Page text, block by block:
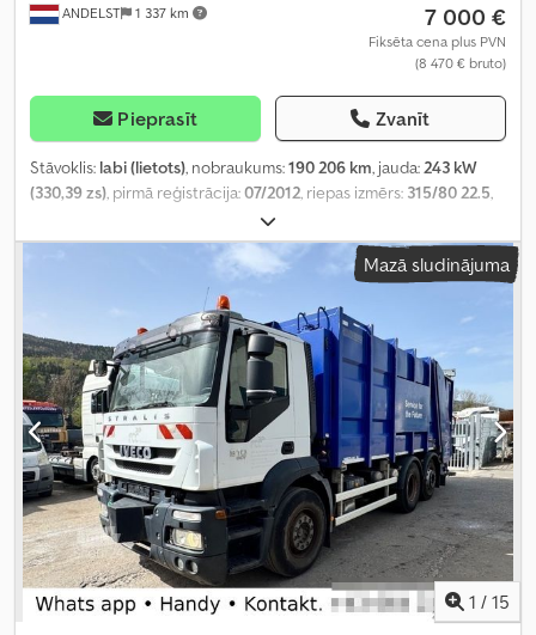
ANDELST 1 337 km 7 000 €
Fiksēta cena plus PVN
(8 470 € bruto)
Pieprasīt Zvanīt
Stāvoklis: labi (lietots), nobraukums:190 206 km, jauda:243 kW
(330,39 zs), pirmā reģistrācija:07/2012, riepas izmērs: 315/80 22.5,
, riteņu bāze:
retardētājs, vadītāja kabīne:dienas kabīne, pārnesuma veids:
Euro 5, piekares sistēma:tērauds-
, kopējais garums:
, kopējais augstums:3 600 mm
, atļautā ass
slodze (1. ass):8 000 kg, atļautā ass slodze (ass 2):7 500 kg
, atļautā
assu slodze (ass 3):11 500 kg , Ražošanas gads:2012
, Aprīkojums:
ABS, elektriskais logu regulators, gaisa kondicionēšana, kruīza
kontrole, retardētājs,
Mazā sludinājuma
1 / 15